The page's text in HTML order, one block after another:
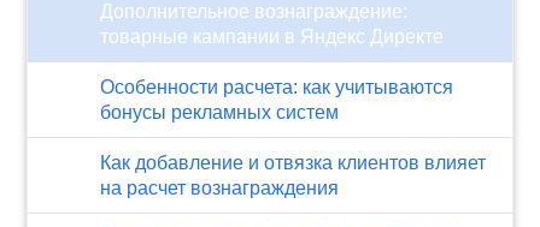
Дополнительное вознаграждение:
товарные кампании в Яндекс Директе
Особенности расчета: как учитываются
бонусы рекламных систем
Как добавление и отвязка клиентов влияет
на расчет вознаграждения